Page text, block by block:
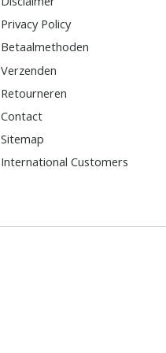
Privacy Policy
Betaalmethoden
Verzenden
Retourneren
Contact
Sitemap
International Customers